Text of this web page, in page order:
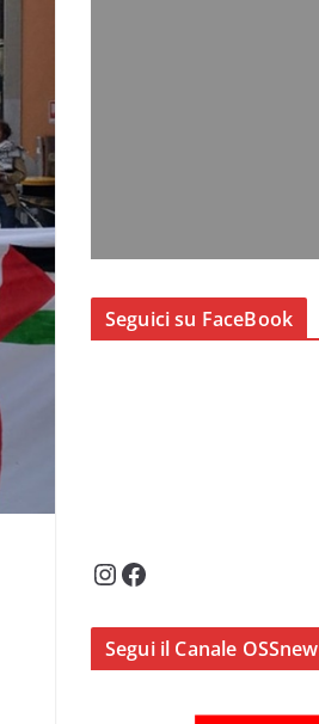
Seguici su FaceBook
InstagramFacebook
Segui il Canale